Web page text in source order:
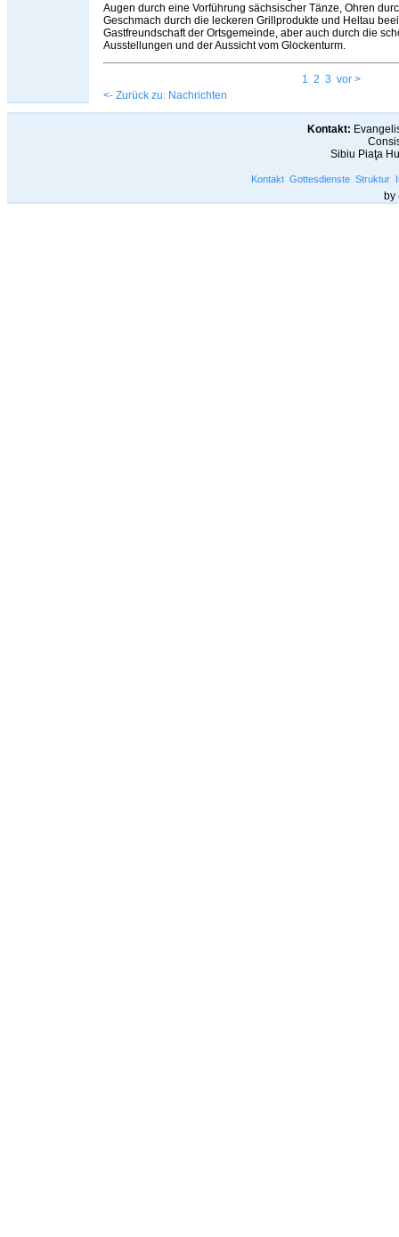
Augen durch eine Vorführung sächsischer Tänze, Ohren
Geschmach durch die leckeren Grillprodukte und Heltau
Gastfreundschaft der Ortsgemeinde, aber auch durch die
Ausstellungen und der Aussicht vom Glockenturm.
1 2 3 vor >
<- Zurück zu: Nachrichten
Kontakt:
Sibiu Piaţa
Kontakt Gottesdienste Struktur
by